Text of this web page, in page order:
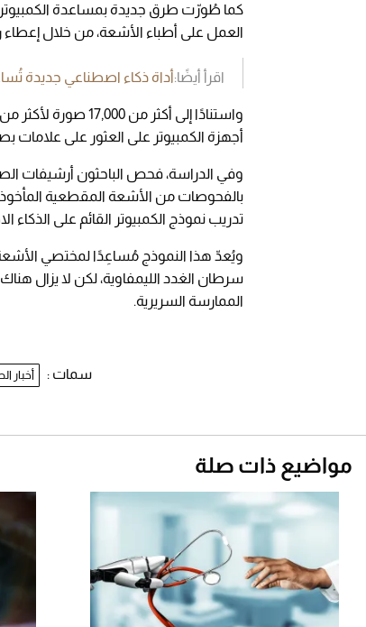
كما طُورّت طرق جديدة بمساعدة
العمل على أطباء الأشعة، من خلال إعطاء
اقرأ أيضًا:أداة ذكاء اصطناعي جديدة
أجهزة الكمبيوتر على العثور على علامات
بالفحوصات من الأشعة المقطعية
تدريب نموذج الكمبيوتر القائم على
سرطان الغدد الليمفاوية، لكن لا يزال
الممارسة السريرية.
سمات : أخبار
مواضيع ذات صلة